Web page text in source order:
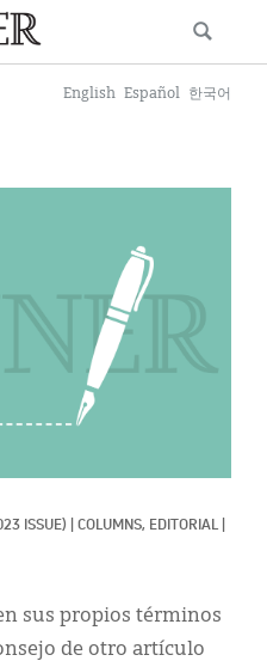
English Español 한국어
ISSUE) COLUMNS, EDITORIAL
sus propios términos
de otro artículo